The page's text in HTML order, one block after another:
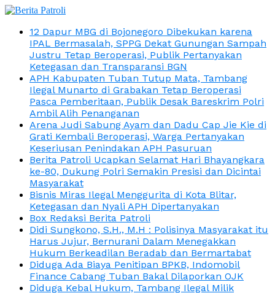
12 Dapur MBG di Bojonegoro Dibekukan karena
IPAL Bermasalah, SPPG Dekat Gunungan Sampah
Justru Tetap Beroperasi, Publik Pertanyakan
Ketegasan dan Transparansi BGN
APH Kabupaten Tuban Tutup Mata, Tambang
Ilegal Munarto di Grabakan Tetap Beroperasi
Pasca Pemberitaan, Publik Desak Bareskrim Polri
Ambil Alih Penanganan
Arena Judi Sabung Ayam dan Dadu Cap Jie Kie di
Grati Kembali Beroperasi, Warga Pertanyakan
Keseriusan Penindakan APH Pasuruan
Berita Patroli Ucapkan Selamat Hari Bhayangkara
ke-80, Dukung Polri Semakin Presisi dan Dicintai
Masyarakat
Bisnis Miras Ilegal Menggurita di Kota Blitar,
Ketegasan dan Nyali APH Dipertanyakan
Box Redaksi Berita Patroli
Didi Sungkono, S.H., M.H : Polisinya Masyarakat itu
Harus Jujur, Bernurani Dalam Menegakkan
Hukum Berkeadilan Beradab dan Bermartabat
Diduga Ada Biaya Penitipan BPKB, Indomobil
Finance Cabang Tuban Bakal Dilaporkan OJK
Diduga Kebal Hukum, Tambang Ilegal Milik